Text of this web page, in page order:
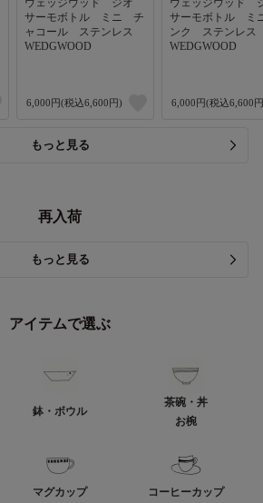
ウェッジウッド ジオ
サーモボトル ミニ チ
ャコール ステンレス
WEDGWOOD
6,000円(税込6,600円)
ウェッジウッド
サーモボトル
ンク ステンレ
WEDGWOOD
6,000円(税込6,600
もっと見る
再入荷
もっと見る
アイテムで選ぶ
鉢・ボウル
茶碗・丼
お椀
マグカップ
コーヒーカップ